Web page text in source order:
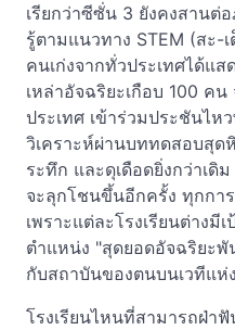
เรียกว่าซีซั่น 3 ยังคงสานต่
รู้ตามแนวทาง STEM (สะ-
คนเก่งจากทั่วประเทศได้แ
เหล่าอัจฉริยะเกือบ 100 ค
ประเทศ เข้าร่วมประชันไ
วิเคราะห์ผ่านบททดสอบสุ
ระทึก และดุเดือดยิ่งกว่าเดิ
จะลุกโชนขึ้นอีกครั้ง ทุกกา
เพราะแต่ละโรงเรียนต่างมี
ตำแหน่ง "สุดยอดอัจฉริยะพั
กับสถาบันของตนบนเวทีแห่
โรงเรียนไหนที่สามารถฝ่า